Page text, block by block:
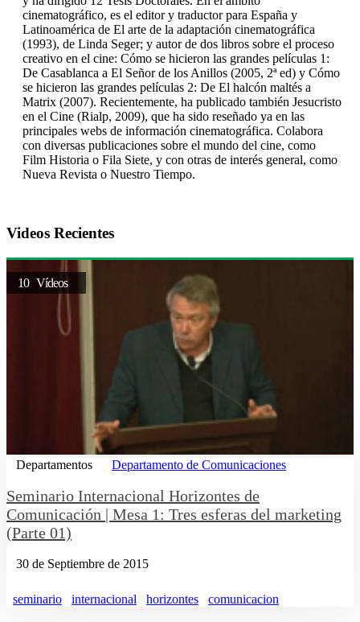
cinematográfico, es el editor y traductor para España y
Latinoamérica de El arte de la adaptación cinematográfica
(1993), de Linda Seger; y autor de dos libros sobre el proceso
creativo en el cine: Cómo se hicieron las grandes películas 1:
De Casablanca a El Señor de los Anillos (2005, 2ª ed) y Cómo
se hicieron las grandes películas 2: De El halcón maltés a
Matrix (2007). Recientemente, ha publicado también Jesucristo
en el Cine (Rialp, 2009), que ha sido reseñado ya en las
principales webs de información cinematográfica. Colabora
con diversas publicaciones sobre el mundo del cine, como
Film Historia o Fila Siete, y con otras de interés general, como
Nueva Revista o Nuestro Tiempo.
Videos Recientes
10 Vídeos
Departamentos Departamento de Comunicaciones
Seminario Internacional Horizontes de
Comunicación | Mesa 1: Tres esferas del marketing
(Parte 01)
30 de Septiembre de 2015
seminario internacional horizontes comunicacion